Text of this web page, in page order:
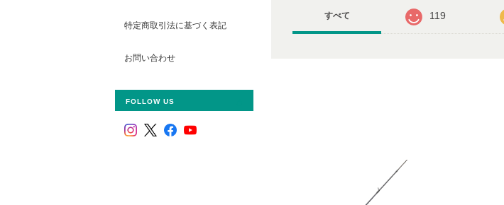
すべて 119
特定商取引法に基づく表記
お問い合わせ
FOLLOW US